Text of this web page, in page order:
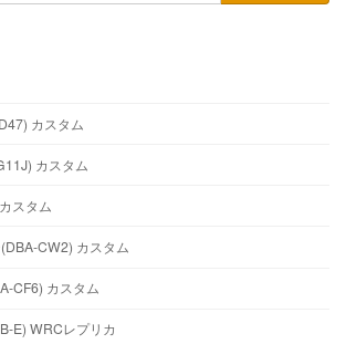
カスタム
カスタム
スタム
CW2) カスタム
CF6) カスタム
E) WRCレプリカ